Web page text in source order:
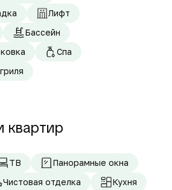
Лифт
Бассейн
Спа
квартир
ТВ
Панорамные окна
Чистовая отделка
Кухня